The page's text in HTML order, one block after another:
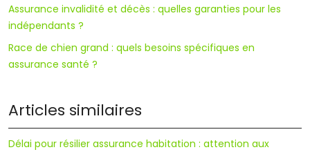
Assurance invalidité et décès : quelles garanties pour les
indépendants ?
Race de chien grand : quels besoins spécifiques en
assurance santé ?
Articles similaires
Délai pour résilier assurance habitation : attention aux